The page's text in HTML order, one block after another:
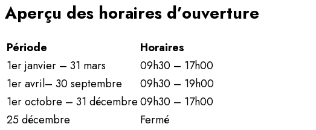
Aperçu des horaires d’ouverture
Période
Horaires
1er janvier – 31 mars
09h30 – 17h00
1er avril– 30 septembre
09h30 – 19h00
1er octobre – 31 décembre09h30 – 17h00
25 décembre
Fermé